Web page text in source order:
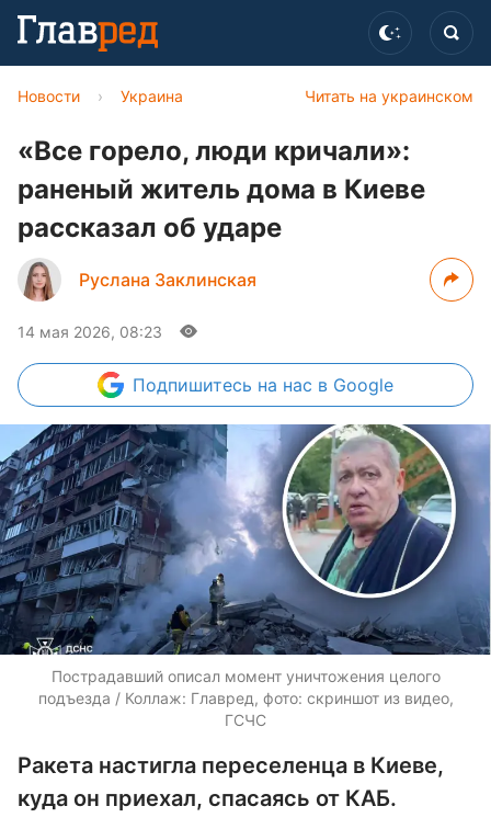
Читать на украинском
Новости › Украина
«Все горело, люди кричали»:
раненый житель дома в Киеве
рассказал об ударе
Руслана Заклинская
14 мая 2026, 08:23
Подпишитесь на нас в Google
Пострадавший описал момент уничтожения целого
подъезда / Коллаж: Главред, фото: скриншот из видео,
ГСЧС
Ракета настигла переселенца в Киеве,
куда он приехал, спасаясь от КАБ.